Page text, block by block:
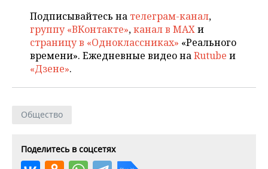
Подписывайтесь на телеграм-канал,
группу «ВКонтакте»,канал в MAXи
страницу в «Одноклассниках» «Реального
времени». Ежедневные видео наRutube и
«Дзене».
Общество
Поделитесь в соцсетях